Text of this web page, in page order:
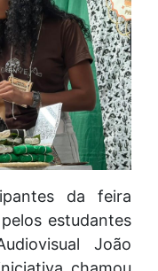
da feira
estudantes
João